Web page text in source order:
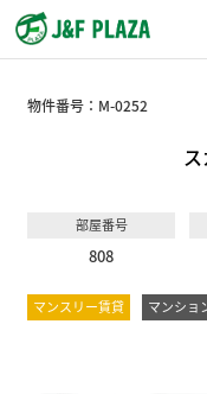
物件番号： M-0252
部屋番号
808
マンスリー賃貸 マンショ